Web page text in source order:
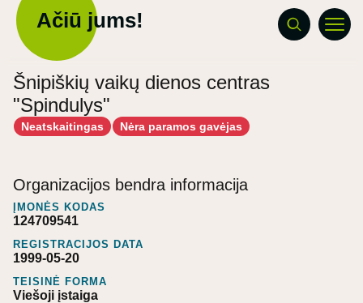
Ačiū jums!
Šnipiškių vaikų dienos centras
"Spindulys"
Neatskaitingas Nėra paramos gavėjas
Organizacijos bendra informacija
ĮMONĖS KODAS
124709541
REGISTRACIJOS DATA
1999-05-20
TEISINĖ FORMA
Viešoji įstaiga